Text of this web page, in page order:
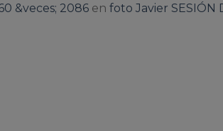
&veces; 2086 en foto Javier SESIÓN